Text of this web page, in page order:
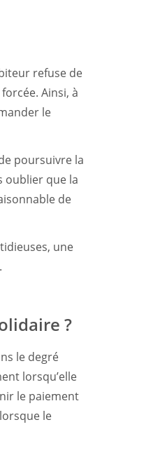
refuse de
Ainsi, à
le
poursuivre la
oublier que la
de
une
?
le degré
lorsqu’elle
le paiement
le